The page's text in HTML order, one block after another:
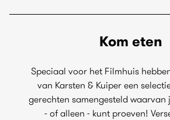
Kom eten
Speciaal voor het Filmhuis
van Karsten & Kuiper een
gerechten samengesteld waarvan
- of alleen - kunt proeven!